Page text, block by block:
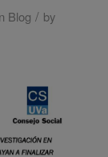
Blog / by